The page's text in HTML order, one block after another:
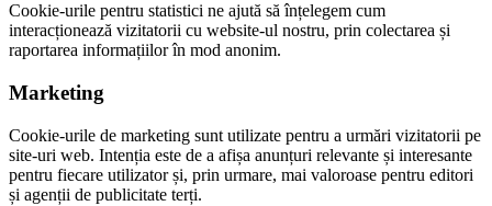
Cookie-urile pentru statistici ne ajută să înțelegem cum
interacționează vizitatorii cu website-ul nostru, prin colectarea și
raportarea informațiilor în mod anonim.
Marketing
Cookie-urile de marketing sunt utilizate pentru a urmări vizitatorii pe
site-uri web. Intenția este de a afișa anunțuri relevante și interesante
pentru fiecare utilizator și, prin urmare, mai valoroase pentru editori
și agenții de publicitate terți.